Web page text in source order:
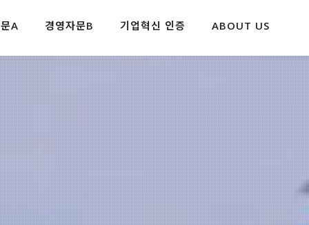
A 경영자문B 기업혁신 인증 ABOUT US